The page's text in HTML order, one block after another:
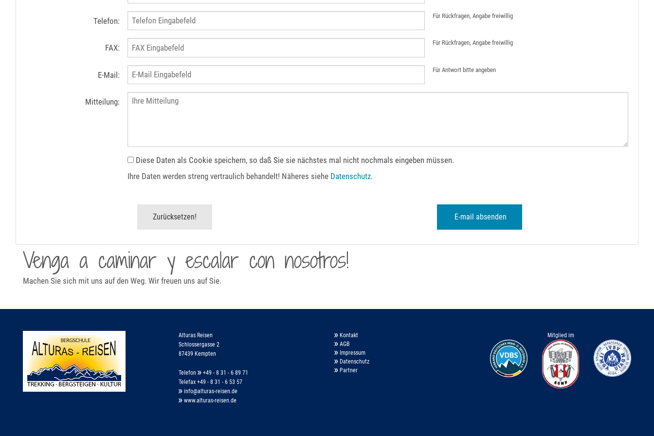
Telefon:
Für Rückfragen, Angabe freiwillig
FAX:
Für Rückfragen, Angabe freiwillig
E-Mail:
Für Antwort bitte angeben
Mitteilung:
Diese Daten als Cookie speichern, so daß Sie sie nächstes mal nicht nochmals eingeben müssen.
Ihre Daten werden streng vertraulich behandelt! Näheres siehe Datenschutz.
Venga a caminar y escalar con nosotros!
Machen Sie sich mit uns auf den Weg. Wir freuen uns auf Sie.
Alturas Reisen
Schlossergasse 2
87439 Kempten
Telefon
+49 - 8 31 - 6 89 71
Telefax +49 - 8 31 - 6 53 57
info@alturas-reisen.de
www.alturas-reisen.de
Kontakt
AGB
Impressum
Datenschutz
Partner
Mitglied im